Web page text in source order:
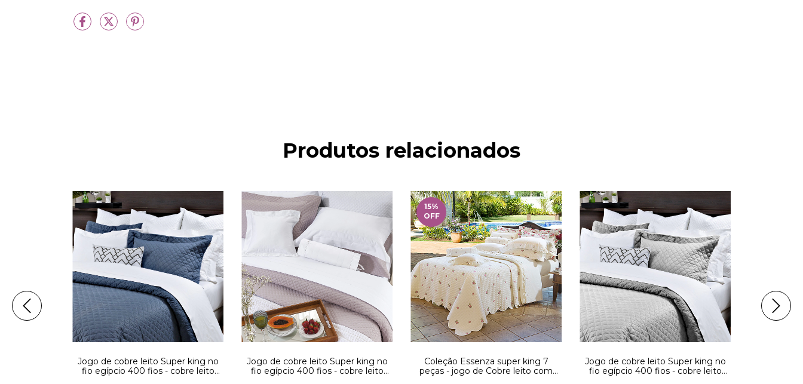
Produtos relacionados
Jogo de cobre leito Super king no
fio egípcio 400 fios - cobre leito
Jogo de cobre leito Super king no
fio egípcio 400 fios - cobre leito
15%
OFF
Coleção Essenza super king 7
peças - jogo de Cobre leito com
Jogo de cobre leito Super king no
fio egípcio 400 fios - cobre leito